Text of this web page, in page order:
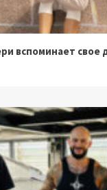
вспоминает свое